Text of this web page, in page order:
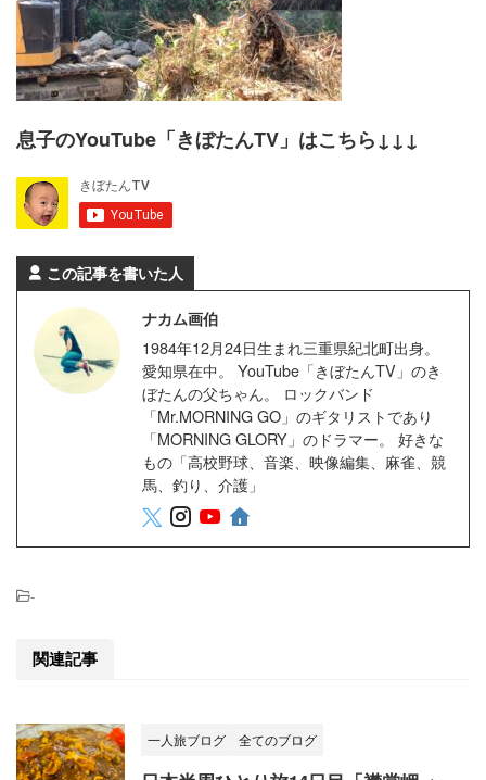
息子のYouTube「きぼたんTV」はこちら↓↓↓
この記事を書いた人
ナカム画伯
1984年12月24日生まれ三重県紀北町出身。
愛知県在中。 YouTube「きぼたんTV」のき
ぼたんの父ちゃん。 ロックバンド
「Mr.MORNING GO」のギタリストであり
「MORNING GLORY」のドラマー。 好きな
もの「高校野球、音楽、映像編集、麻雀、競
馬、釣り、介護」
-
関連記事
一人旅ブログ 全てのブログ